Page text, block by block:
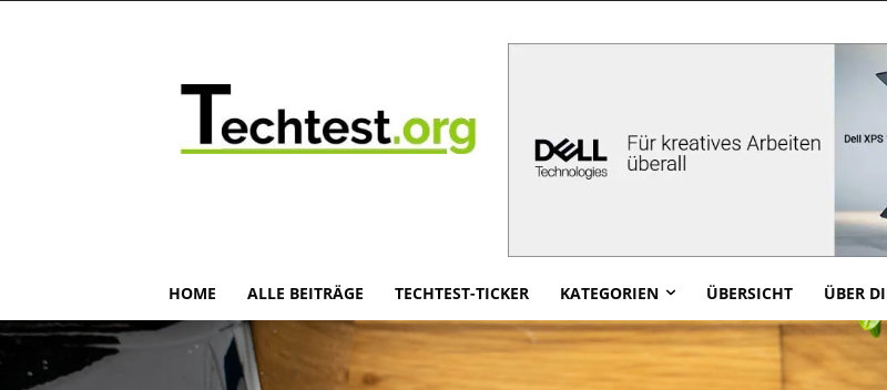
HOME ALLE BEITRÄGE TECHTEST-TICKER KATEGORIEN ÜBERSICHT ÜBER